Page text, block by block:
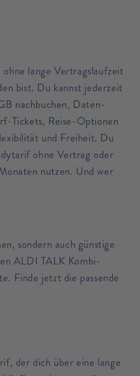
lange Vertragslaufzeit
bist. Du kannst jederzeit
nachbuchen, Daten-
Tickets, Reise-Optionen
und Freiheit. Du
ohne Vertrag oder
nutzen. Und wer
sondern auch günstige
ALDI TALK Kombi-
Finde jetzt die passende
der dich über eine lange